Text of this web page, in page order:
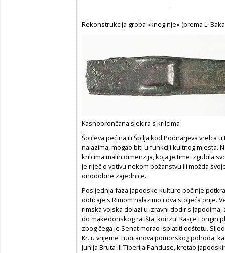
Rekonstrukcija groba »kneginje« (prema L.
Kasnobrončana sjekira s krilcima
Šoićeva pećina ili Špilja kod Podnarjeva vrelca
nalazima, mogao biti u funkciji kultnog mjesta.
krilcima malih dimenzija, koja je time izgubila
je riječ o votivu nekom božanstvu ili možda
onodobne zajednice.
Posljednja faza japodske kulture počinje
doticaje s Rimom nalazimo i dva stoljeća prije.
rimska vojska dolazi u izravni dodir s
do makedonskog ratišta, konzul Kasije Longin
zbog čega je Senat morao isplatiti odštetu.
Kr. u vrijeme Tuditanova pomorskog pohoda,
Junija Bruta ili Tiberija Panduse, kretao